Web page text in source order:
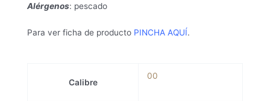
Alérgenos: pescado
Para ver ficha de producto PINCHA AQUÍ.
Calibre
00